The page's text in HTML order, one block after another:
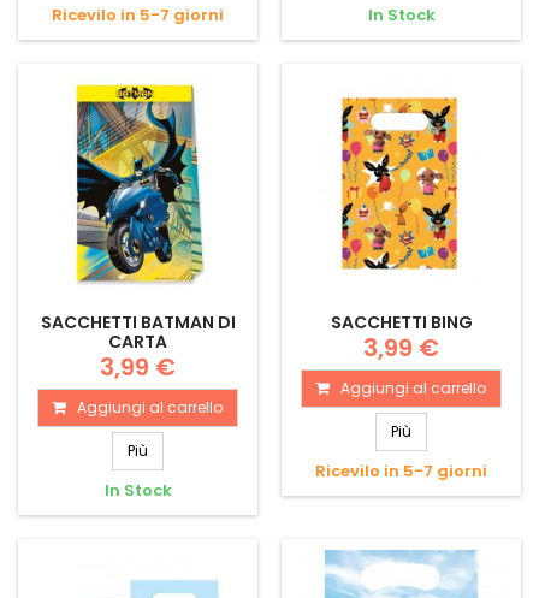
Ricevilo in 5-7 giorni In Stock
SACCHETTI BATMAN DI
CARTA
3,99 €
Aggiungi al carrello
Più
In Stock
SACCHETTI BING
3,99 €
Aggiungi al carrello
Più
Ricevilo in 5-7 giorni